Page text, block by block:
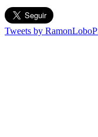
Tweets by